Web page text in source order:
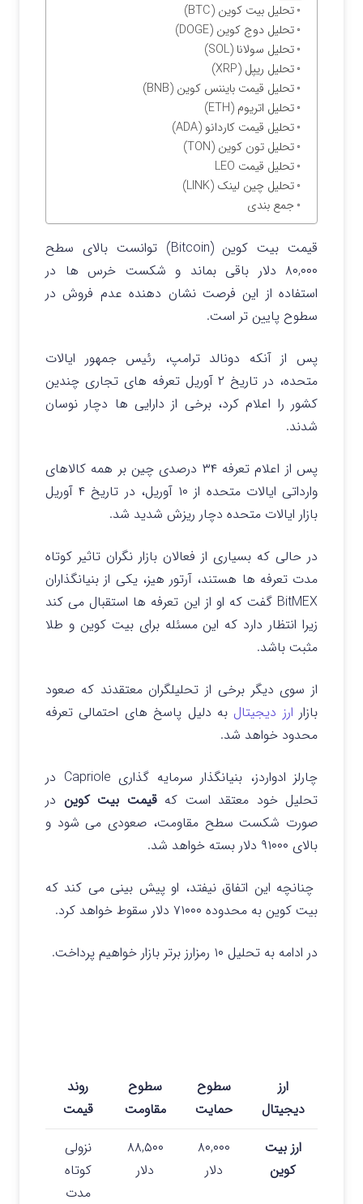
تحلیل بیت کوین (BTC)
تحلیل دوج کوین (DOGE)
تحلیل سولانا (SOL)
تحلیل ریپل (XRP)
تحلیل قیمت بایننس کوین (BNB)
تحلیل اتریوم (ETH)
تحلیل قیمت کاردانو (ADA)
تحلیل تون کوین (TON)
تحلیل قیمت LEO
تحلیل چین لینک (LINK)
جمع بندی
قیمت بیت کوین (Bitcoin) توانست بالای سطح
۸۰,۰۰۰ دلار باقی بماند و شکست خرس ها در
استفاده از این فرصت نشان دهنده عدم فروش در
سطوح پایین تر است.
پس از آنکه دونالد ترامپ، رئیس جمهور ایالات
متحده، در تاریخ ۲ آوریل تعرفه های تجاری چندین
کشور را اعلام کرد، برخی از دارایی ها دچار نوسان
شدند.
پس از اعلام تعرفه ۳۴ درصدی چین بر همه کالاهای
وارداتی ایالات متحده از ۱۰ آوریل، در تاریخ ۴ آوریل
بازار ایالات متحده دچار ریزش شدید شد.
در حالی که بسیاری از فعالان بازار نگران تاثیر کوتاه
مدت تعرفه ها هستند، آرتور هیز، یکی از بنیانگذاران
BitMEX گفت که او از این تعرفه ها استقبال می کند
زیرا انتظار دارد که این مسئله برای بیت کوین و طلا
مثبت باشد.
از سوی دیگر برخی از تحلیلگران معتقدند که صعود
بازار ارز دیجیتال به دلیل پاسخ های احتمالی تعرفه
محدود خواهد شد.
چارلز ادواردز، بنیانگذار سرمایه‌ گذاری Capriole در
تحلیل خود معتقد است که قیمت بیت کوین در
صورت شکست سطح مقاومت، صعودی می‌ شود و
بالای ۹۱۰۰۰ دلار بسته خواهد شد.
چنانچه این اتفاق نیفتد، او پیش بینی می کند که
بیت کوین به محدوده ۷۱۰۰۰ دلار سقوط خواهد کرد.
در ادامه به تحلیل ۱۰ رمزارز برتر بازار خواهیم پرداخت.
ارز
دیجیتال
سطوح
حمایت
سطوح
مقاومت
روند
قیمت
ارز بیت
کوین
۸۰,۰۰۰
دلار
۸۸,۵۰۰
دلار
نزولی
کوتاه
مدت